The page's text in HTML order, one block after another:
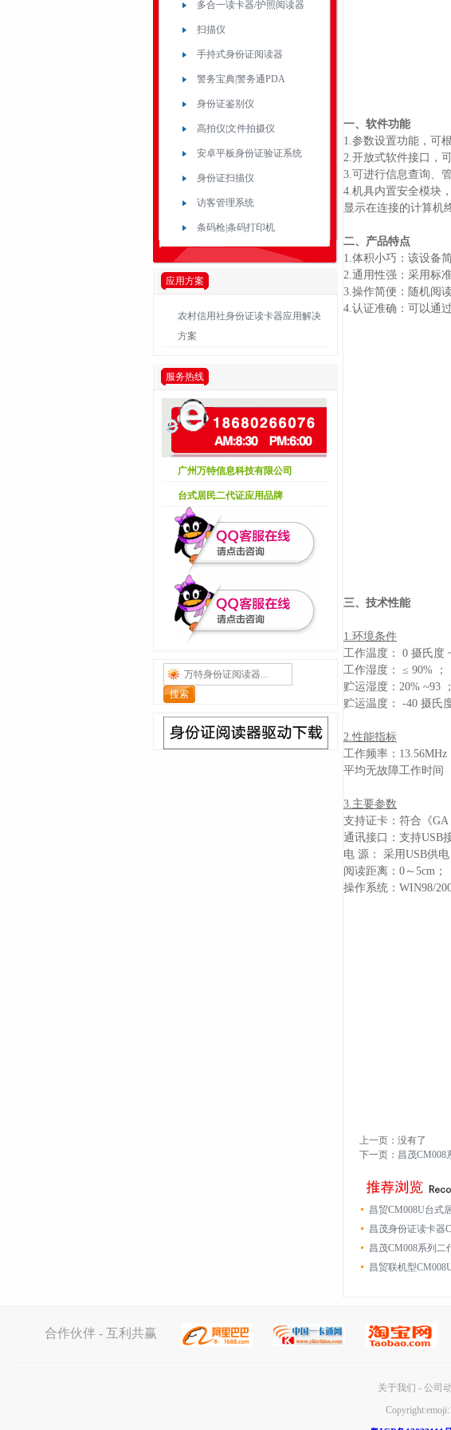
多合一读卡器/护照阅读器
扫描仪
手持式身份证阅读器
警务宝典|警务通PDA
身份证鉴别仪
高拍仪|文件拍摄仪
安卓平板身份证验证系统
身份证扫描仪
访客管理系统
条码枪|条码打印机
应用方案
农村信用社身份证读卡器应用解决
方案
服务热线
广州万特信息科技有限公司
台式居民二代证应用品牌
一、软件功能
1.参数设置功能，可
2.开放式软件接口，
3.可进行信息查询、
4.机具内置安全模块
显示在连接的计算机
二、产品特点
1.体积小巧：该设备
2.通用性强：采用标
3.操作简便：随机阅
4.认证准确：可以通
三、技术性能
1.环境条件
工作温度： 0 摄氏度
工作湿度： ≤ 90% ；
贮运湿度：20% ~93 ；
贮运温度： -40 摄氏
2.性能指标
工作频率：13.56MHz
平均无故障工作时间
3.主要参数
支持证卡：符合《
通讯接口：支持USB
电 源： 采用USB供电
阅读距离：0～5cm；
操作系统：WIN98/
上一页：没有了
下一页： 昌茂CM008
昌贸CM008U台式
读卡器
昌茂身份证读卡器
昌茂CM008系列
昌贸联机型
合作伙伴 - 互利共赢
关于我们 - 公司